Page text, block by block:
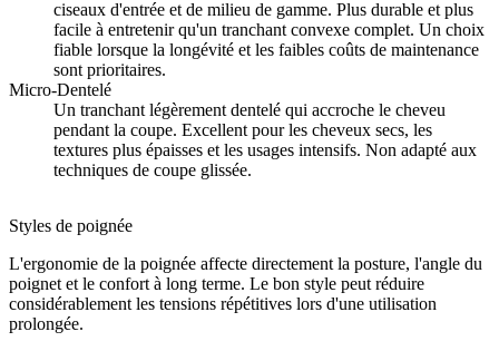
ciseaux d'entrée et de milieu de gamme. Plus durable et plus
facile à entretenir qu'un tranchant convexe complet. Un choix
fiable lorsque la longévité et les faibles coûts de maintenance
sont prioritaires.
Micro-Dentelé
Un tranchant légèrement dentelé qui accroche le cheveu
pendant la coupe. Excellent pour les cheveux secs, les
textures plus épaisses et les usages intensifs. Non adapté aux
techniques de coupe glissée.
Styles de poignée
L'ergonomie de la poignée affecte directement la posture, l'angle du
poignet et le confort à long terme. Le bon style peut réduire
considérablement les tensions répétitives lors d'une utilisation
prolongée.